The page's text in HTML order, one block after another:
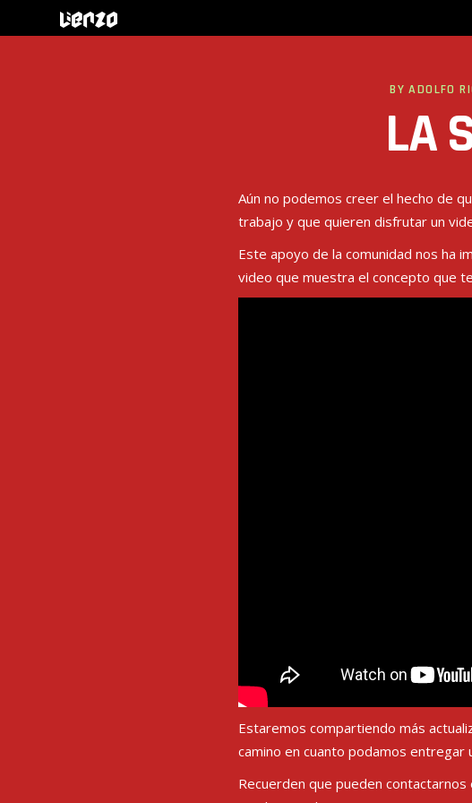
BYADOLFO
LA
Aún no podemos creer el hecho de
trabajo y que quieren disfrutar un
Este apoyo de la comunidad nos ha
video que muestra el concepto que
Estaremos compartiendo más
camino en cuanto podamos
Recuerden que pueden